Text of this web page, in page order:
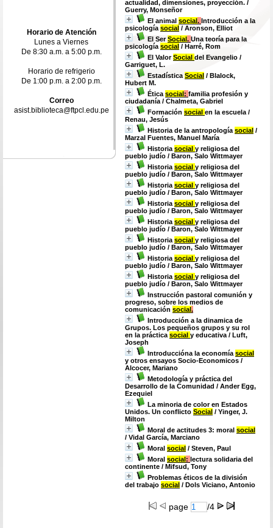
actualidad, dimensiones, proyección. /
Guerry, Monseñor
El animal social. Introducción a la
psicología social / Aronson, Elliot
El SerSocial. Una teoría para la
psicología social / Harré, Rom
El ValorSocial del Evangelio /
Garriguet, L.
Estadística Social / Blalock,
Hubert M.
Ética social: familia profesión y
ciudadanía / Chalmeta, Gabriel
Formación social en la escuela /
Renau, Jesús
Historia de la antropología social /
Marzal Fuentes, Manuel María
Historia social y religiosa del
pueblo judío / Baron, Salo Wittmayer
Historia social y religiosa del
pueblo judío / Baron, Salo Wittmayer
Historia social y religiosa del
pueblo judío / Baron, Salo Wittmayer
Historia social y religiosa del
pueblo judío / Baron, Salo Wittmayer
Historia social y religiosa del
pueblo judío / Baron, Salo Wittmayer
Historia social y religiosa del
pueblo judío / Baron, Salo Wittmayer
Historia social y religiosa del
pueblo judío / Baron, Salo Wittmayer
Historia social y religiosa del
pueblo judío / Baron, Salo Wittmayer
Instrucción pastoral comunión y
progreso, sobre los medios de
comunicación social.
Introducción a la dinamica de
Grupos. Los pequeños grupos y su rol
en la práctica social y educativa / Luft,
Joseph
Introduccióna la economía social
y otros ensayos Socio-Economicos /
Alcocer, Mariano
Metodología y práctica del
Desarrollo de la Comunidad / Ander Egg,
Ezequiel
La minoria de color en Estados
Unidos. Un conflicto Social / Yinger, J.
Milton
Moral de actitudes 3: moral social
/ Vidal García, Marciano
Moral social / Steven, Paul
Moral social: lectura solidaria del
continente / Mifsud, Tony
Problemas éticos de la división
del trabajo social / Dols Viciano, Antonio
page /4
Horario de Atención
Lunes a Viernes
De 8:30 a.m. a 5:00 p.m.
Horario de refrigerio
De 1:00 p.m. a 2:00 p.m.
Correo
asist.biblioteca@ftpcl.edu.pe